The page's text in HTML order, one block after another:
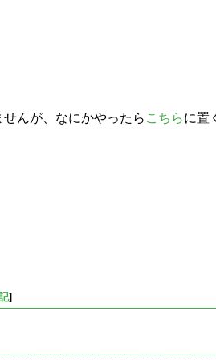
んが、なにかやったら こちらに置
]